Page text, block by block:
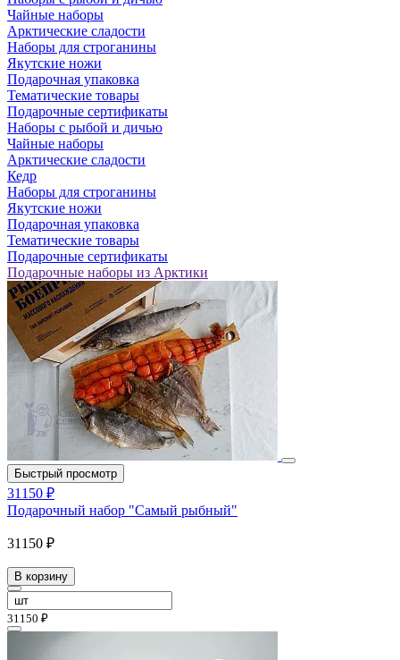
Чайные наборы
Арктические сладости
Наборы для строганины
Якутские ножи
Подарочная упаковка
Тематические товары
Подарочные сертификаты
Наборы с рыбой и дичью
Чайные наборы
Арктические сладости
Кедр
Наборы для строганины
Якутские ножи
Подарочная упаковка
Тематические товары
Подарочные сертификаты
Подарочные наборы из Арктики
Быстрый просмотр
31150 ₽
Подарочный набор "Самый рыбный"
31150 ₽
В корзину
31150 ₽